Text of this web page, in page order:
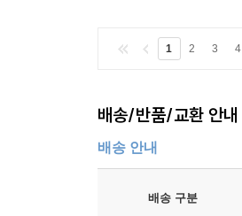
1 2 3 4
배송/반품/교환 안내
배송 안내
배송 구분